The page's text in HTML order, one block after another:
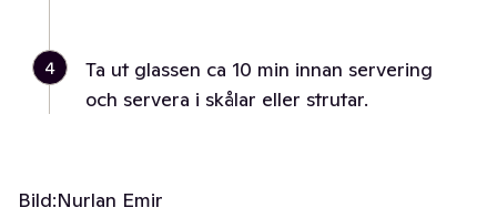
4
Ta ut glassen ca 10 min innan servering
och servera i skålar eller strutar.
Bild:Nurlan Emir